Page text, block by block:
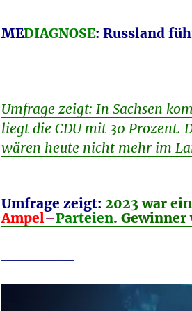
MEDIAGNOSE: Russland
Umfrage zeigt: In Sachsen
liegt die CDU mit 30 Prozent.
wären heute nicht mehr im
Umfrage zeigt: 2023 war
Ampel–Parteien.